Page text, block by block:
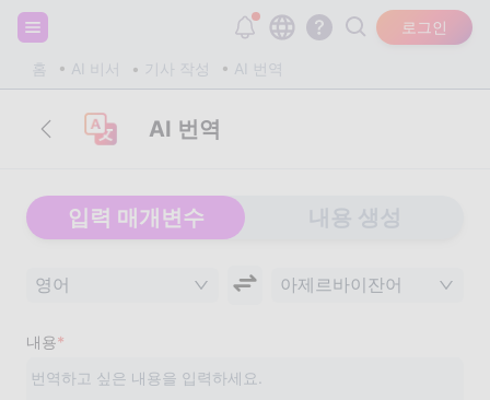
로그인
홈 AI 비서 기사 작성 AI 번역
회원가입하고 20,000개의 무료 토큰을 받으세요!
AI 번역
입력 매개변수
영어 아제르바이잔어
내용*